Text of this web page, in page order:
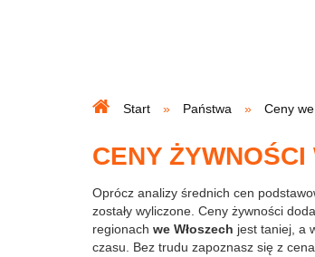
Start Państwa Ceny we
CENY
Oprócz analizy średnich cen
zostały wyliczone. Ceny żywności
regionach we Włoszech jest taniej, a
czasu. Bez trudu zapoznasz się z